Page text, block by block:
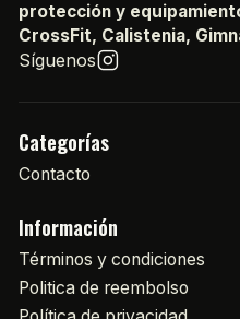
protección y
CrossFit, Calistenia,
Síguenos
Categorías
Contacto
Información
Términos y condiciones
Politica de reembolso